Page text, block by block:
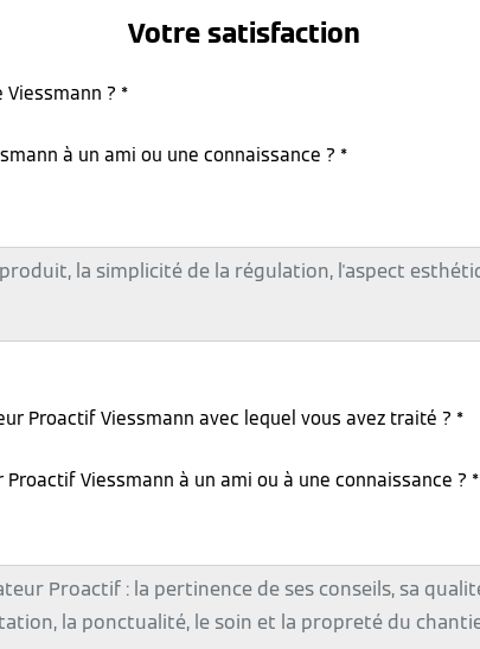
Votre satisfaction
? *
à un ami ou une connaissance ? *
Proactif Viessmann avec lequel vous avez traité ? *
Viessmann à un ami ou à une connaissance ? *